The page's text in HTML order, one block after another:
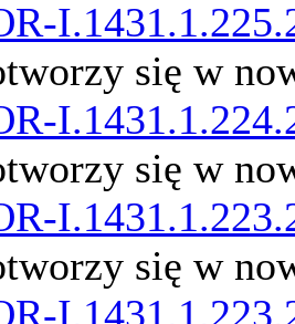
się w
się w
się w